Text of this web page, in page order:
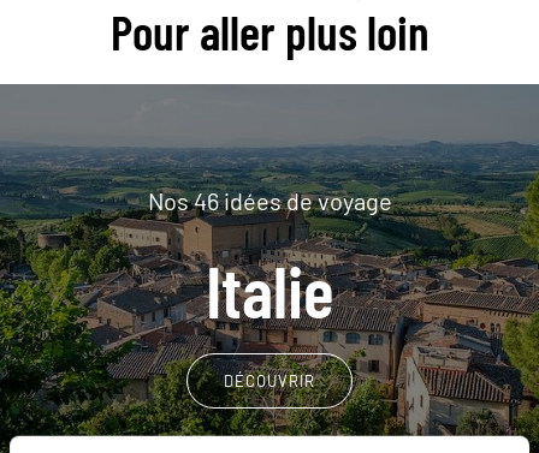
Pour aller plus loin
Nos 46 idées de voyage
Italie
DÉCOUVRIR